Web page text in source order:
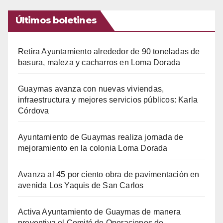
Últimos boletines
Retira Ayuntamiento alrededor de 90 toneladas de
basura, maleza y cacharros en Loma Dorada
Guaymas avanza con nuevas viviendas,
infraestructura y mejores servicios públicos: Karla
Córdova
Ayuntamiento de Guaymas realiza jornada de
mejoramiento en la colonia Loma Dorada
Avanza al 45 por ciento obra de pavimentación en
avenida Los Yaquis de San Carlos
Activa Ayuntamiento de Guaymas de manera